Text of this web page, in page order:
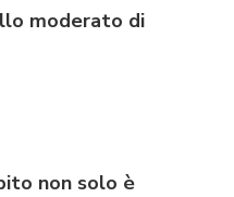
moderato di
non solo è